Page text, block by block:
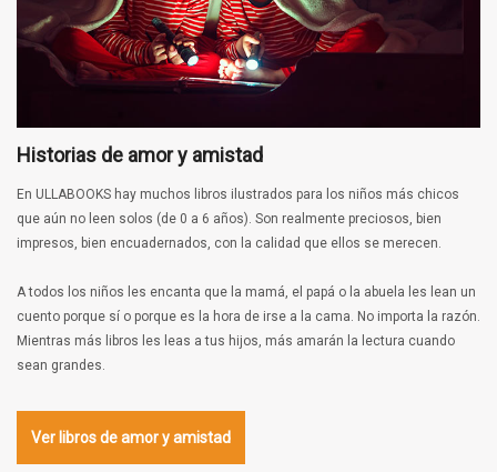
Historias de amor y amistad
En ULLABOOKS hay muchos libros ilustrados para los niños más chicos
que aún no leen solos (de 0 a 6 años). Son realmente preciosos, bien
impresos, bien encuadernados, con la calidad que ellos se merecen.
A todos los niños les encanta que la mamá, el papá o la abuela les lean un
cuento porque sí o porque es la hora de irse a la cama. No importa la razón.
Mientras más libros les leas a tus hijos, más amarán la lectura cuando
sean grandes.
Ver libros de amor y amistad